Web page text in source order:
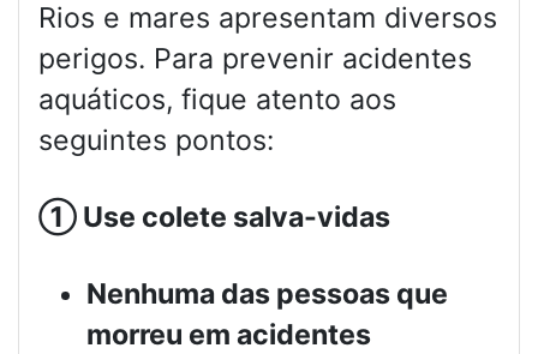
Rios e mares apresentam diversos
perigos. Para prevenir acidentes
aquáticos, fique atento aos
seguintes pontos:
① Use colete salva-vidas
Nenhuma das pessoas que
morreu em acidentes